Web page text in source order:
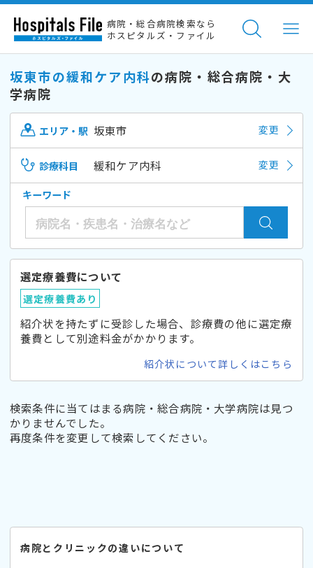
病院・総合病院検索なら
ホスピタルズ・ファイル
坂東市の緩和ケア内科の病院・総合病院・大
学病院
エリア・駅 坂東市 変更
診療科目 緩和ケア内科 変更
キーワード
選定療養費について
選定療養費あり
紹介状を持たずに受診した場合、診療費の他に選定療
養費として別途料金がかかります。
紹介状について詳しくはこちら
検索条件に当てはまる病院・総合病院・大学病院は見つ
かりませんでした。
再度条件を変更して検索してください。
病院とクリニックの違いについて